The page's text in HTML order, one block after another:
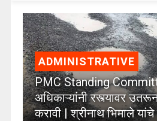
ADMINISTRATIVE
PMC Standing
अधिकाऱ्यांनी रस्त्यावर
करावी | श्रीनाथ भिमाले यांचे